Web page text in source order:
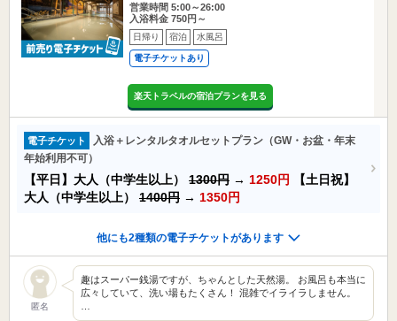
営業時間 5:00～26:00
入浴料金 750円～
日帰り 宿泊 水風呂
電子チケットあり
楽天トラベルの宿泊プランを見る
電子チケット
入浴＋レンタルタオルセットプラン（GW・お盆・年末
年始利用不可）
【平日】大人（中学生以上） 1300円 → 1250円
【土日祝】
大人（中学生以上） 1400円 → 1350円
他にも2種類の電子チケットがあります
匿名
趣はスーパー銭湯ですが、ちゃんとした天然湯。 お風呂も本当に
広々していて、洗い場もたくさん！ 混雑でイライラしません。